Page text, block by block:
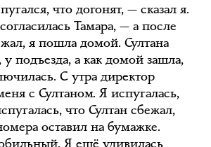
что догонят, — сказал я.
Тамара, — а после
я пошла домой. Султана
у подъезда, а как домой зашла,
С утра директор
с Султаном. Я испугалась,
что Султан сбежал,
оставил на бумажке.